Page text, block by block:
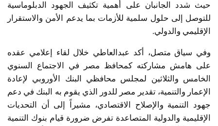
حيث شدد الجانبان على أهمية تكثيف الجهود الدبلوماسية
للتوصل إلى حلول سلمية للأزمات بما يدعم الأمن والاستقرار
الإقليمي والدولي.
وفي سياق متصل، أكد عبدالعاطي خلال لقاء إعلامي عقده
على هامش مشاركته كمحافظ مصر في الاجتماع السنوي
الخامس والثلاثين لمجلس محافظي البنك الأوروبي لإعادة
الإعمار والتنمية، تقدير مصر للدور الذي يقوم به البنك في دعم
جهود التنمية والإصلاح الاقتصادي، مشيراً إلى أن التحديات
الإقليمية والدولية المتصاعدة تفرض ضرورة قيام بنوك التنمية